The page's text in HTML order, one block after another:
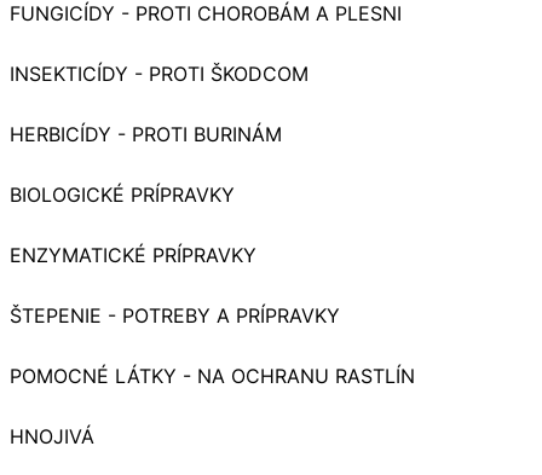
FUNGICÍDY - PROTI CHOROBÁM A PLESNI
INSEKTICÍDY - PROTI ŠKODCOM
HERBICÍDY - PROTI BURINÁM
BIOLOGICKÉ PRÍPRAVKY
ENZYMATICKÉ PRÍPRAVKY
ŠTEPENIE - POTREBY A PRÍPRAVKY
POMOCNÉ LÁTKY - NA OCHRANU RASTLÍN
HNOJIVÁ